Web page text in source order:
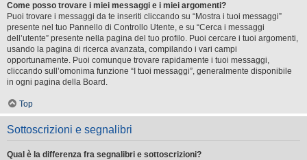
Come posso trovare i miei messaggi e i miei argomenti?
Puoi trovare i messaggi da te inseriti cliccando su “Mostra i tuoi messaggi”
presente nel tuo Pannello di Controllo Utente, e su “Cerca i messaggi
dell’utente” presente nella pagina del tuo profilo. Puoi cercare i tuoi argomenti,
usando la pagina di ricerca avanzata, compilando i vari campi
opportunamente. Puoi comunque trovare rapidamente i tuoi messaggi,
cliccando sull’omonima funzione “I tuoi messaggi”, generalmente disponibile
in ogni pagina della Board.
Top
Sottoscrizioni e segnalibri
Qual è la differenza fra segnalibri e sottoscrizioni?